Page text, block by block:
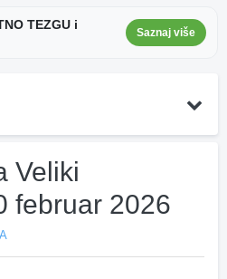
TEZGU i
Saznaj više
Veliki
februar 2026